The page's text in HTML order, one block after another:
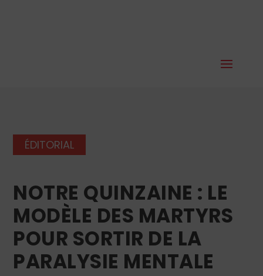
ÉDITORIAL
NOTRE QUINZAINE : LE
MODÈLE DES MARTYRS
POUR SORTIR DE LA
PARALYSIE MENTALE